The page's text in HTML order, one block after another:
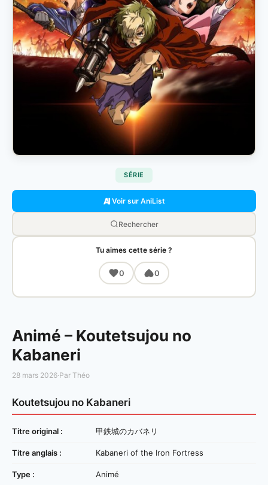
SÉRIE
Voir sur AniList
Rechercher
Tu aimes cette série ?
0 0
Animé – Koutetsujou no
Kabaneri
28 mars 2026·Par Théo
Koutetsujou no Kabaneri
Titre original : 甲鉄城のカバネリ
Titre anglais : Kabaneri of the Iron Fortress
Type : Animé